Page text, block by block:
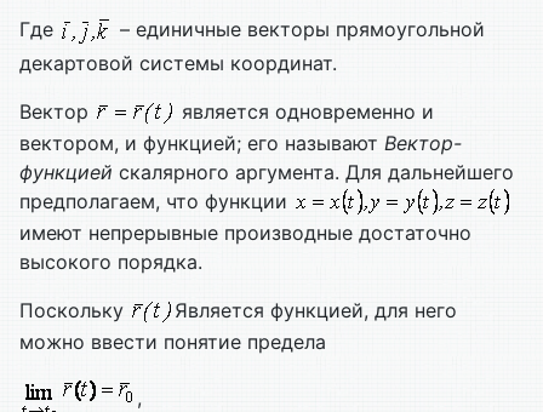
Где
– единичные векторы прямоугольной
декартовой системы координат.
Вектор
является одновременно и
вектором, и функцией; его называют Вектор-
функцией скалярного аргумента. Для дальнейшего
предполагаем, что функции
имеют непрерывные производные достаточно
высокого порядка.
Поскольку
Является функцией, для него
можно ввести понятие предела
,